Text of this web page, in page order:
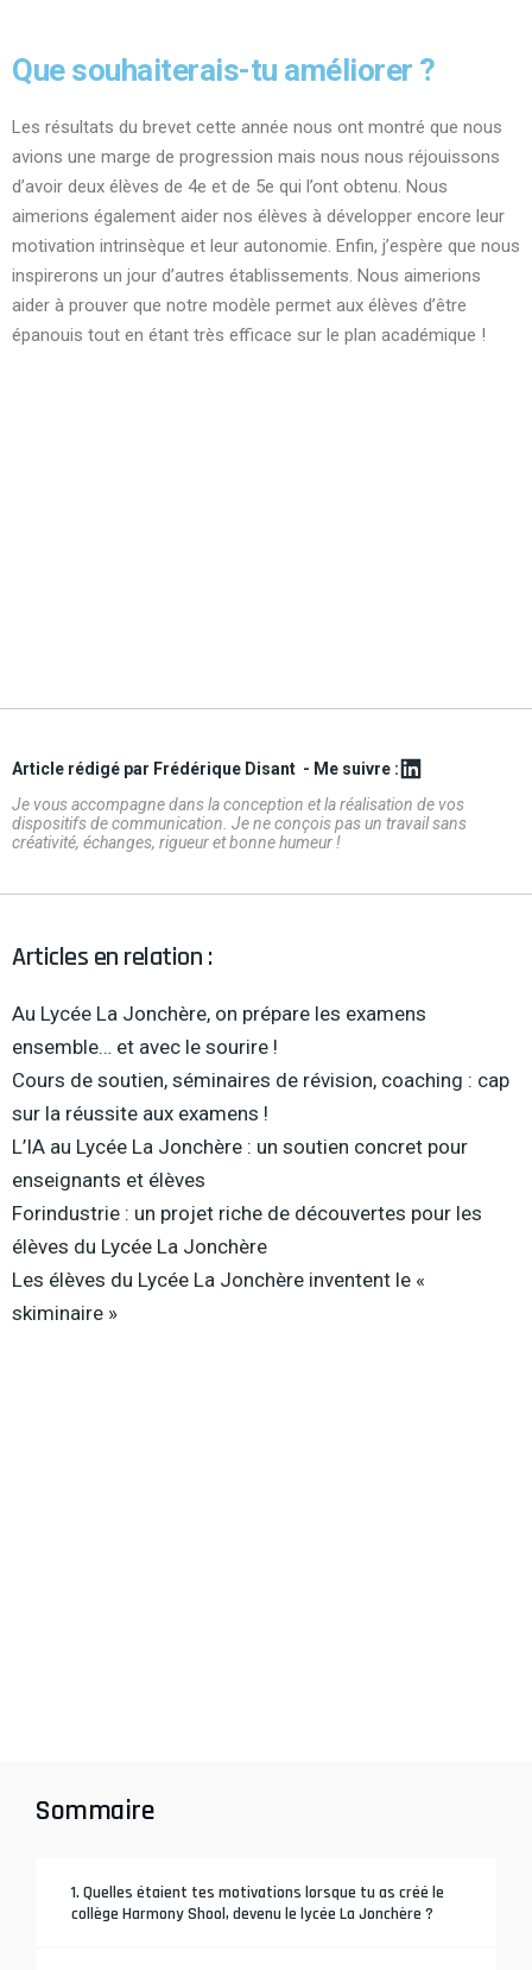
Que souhaiterais-tu améliorer ?
Les résultats du brevet cette année nous ont montré que nous
avions une marge de progression mais nous nous réjouissons
d’avoir deux élèves de 4e et de 5e qui l’ont obtenu. Nous
aimerions également aider nos élèves à développer encore leur
motivation intrinsèque et leur autonomie. Enfin, j’espère que nous
inspirerons un jour d’autres établissements. Nous aimerions
aider à prouver que notre modèle permet aux élèves d’être
épanouis tout en étant très efficace sur le plan académique !
Article rédigé par Frédérique Disant - Me suivre :
Je vous accompagne dans la conception et la réalisation de vos
dispositifs de communication. Je ne conçois pas un travail sans
créativité, échanges, rigueur et bonne humeur !
Articles en relation :
Au Lycée La Jonchère, on prépare les examens
ensemble… et avec le sourire !
Cours de soutien, séminaires de révision, coaching : cap
sur la réussite aux examens !
L’IA au Lycée La Jonchère : un soutien concret pour
enseignants et élèves
Forindustrie : un projet riche de découvertes pour les
élèves du Lycée La Jonchère
Les élèves du Lycée La Jonchère inventent le «
skiminaire »
Sommaire
1. Quelles étaient tes motivations lorsque tu as créé le
collège Harmony Shool, devenu le lycée La Jonchère ?